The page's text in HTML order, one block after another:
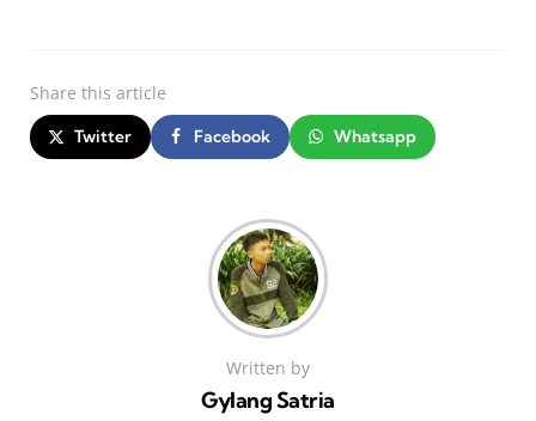
Share this article
Twitter Facebook Whatsapp
Written by
Gylang Satria